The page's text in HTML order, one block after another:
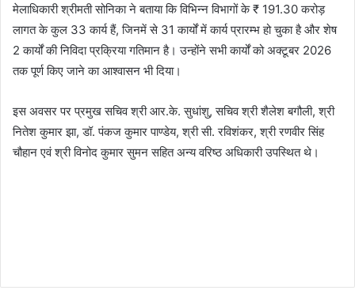
मेलाधिकारी श्रीमती सोनिका ने बताया कि विभिन्न विभागों के ₹ 191.30 करोड़
लागत के कुल 33 कार्य हैं, जिनमें से 31 कार्यों में कार्य प्रारम्भ हो चुका है और शेष
2 कार्यों की निविदा प्रक्रिया गतिमान है। उन्होंने सभी कार्यों को अक्टूबर 2026
तक पूर्ण किए जाने का आश्वासन भी दिया।
इस अवसर पर प्रमुख सचिव श्री आर.के. सुधांशु, सचिव श्री शैलेश बगौली, श्री
नितेश कुमार झा, डॉ. पंकज कुमार पाण्डेय, श्री सी. रविशंकर, श्री रणवीर सिंह
चौहान एवं श्री विनोद कुमार सुमन सहित अन्य वरिष्ठ अधिकारी उपस्थित थे।